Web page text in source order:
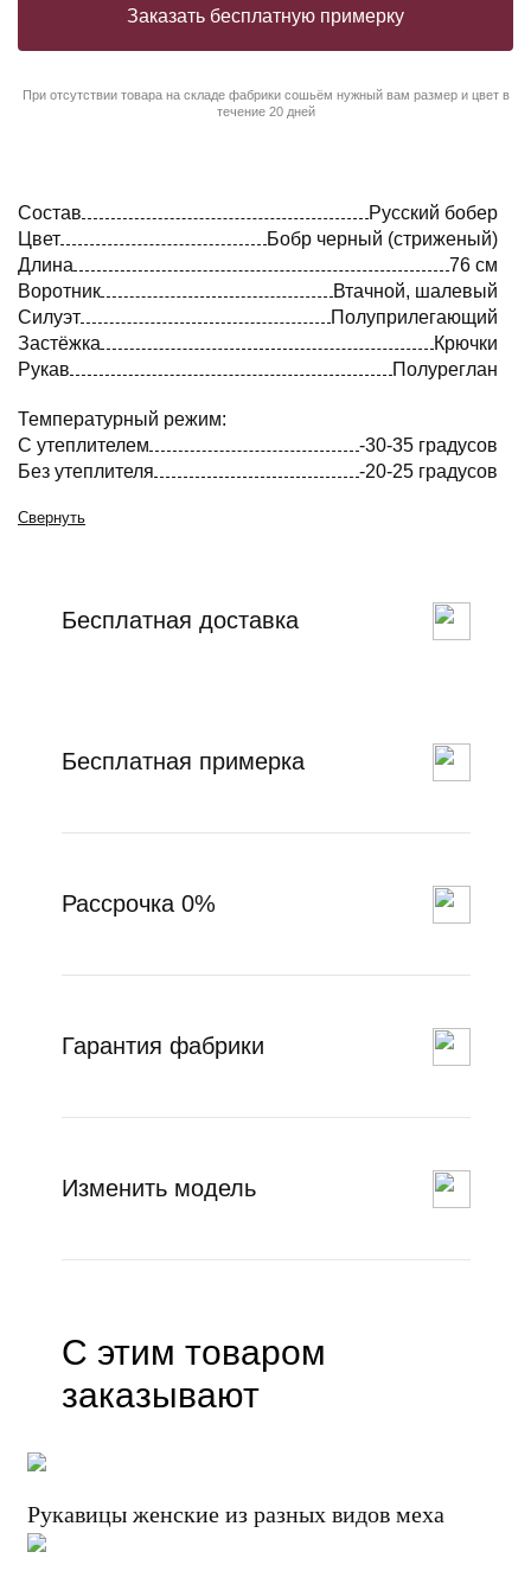
Заказать бесплатную примерку
При отсутствии товара на складе фабрики сошьём нужный вам размер и цвет в
течение 20 дней
Состав
Русский бобер
Цвет
Бобр черный (стриженый)
Длина
76 см
Воротник
Втачной, шалевый
Силуэт
Полуприлегающий
Застёжка
Крючки
Рукав
Полуреглан
Температурный режим:
С утеплителем
-30-35 градусов
Без утеплителя
-20-25 градусов
Свернуть
Бесплатная доставка
Бесплатная примерка
Рассрочка 0%
Гарантия фабрики
Изменить модель
С этим товаром
заказывают
Рукавицы женские из разных видов меха